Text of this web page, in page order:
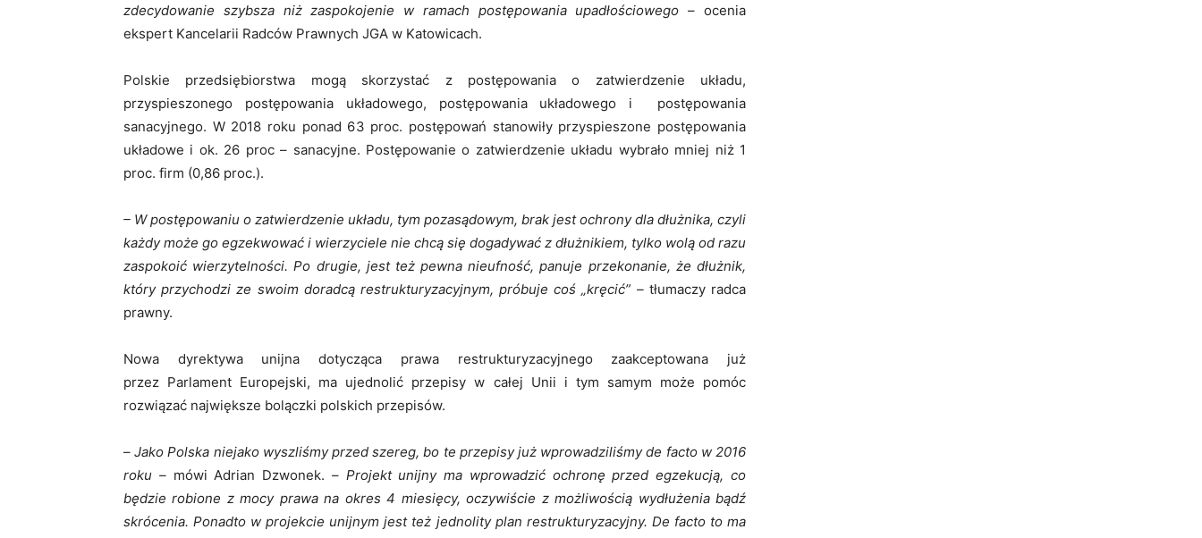
zdecydowanie szybsza niż zaspokojenie w ramach postępowania upadłościowego – ocenia
ekspert Kancelarii Radców Prawnych JGA w Katowicach.
Polskie przedsiębiorstwa mogą skorzystać z postępowania o zatwierdzenie układu,
przyspieszonego postępowania układowego, postępowania układowego i postępowania
sanacyjnego. W 2018 roku ponad 63 proc. postępowań stanowiły przyspieszone postępowania
układowe i ok. 26 proc – sanacyjne. Postępowanie o zatwierdzenie układu wybrało mniej niż 1
proc. firm (0,86 proc.).
– W postępowaniu o zatwierdzenie układu, tym pozasądowym, brak jest ochrony dla dłużnika, czyli
każdy może go egzekwować i wierzyciele nie chcą się dogadywać z dłużnikiem, tylko wolą od razu
zaspokoić wierzytelności. Po drugie, jest też pewna nieufność, panuje przekonanie, że dłużnik,
który przychodzi ze swoim doradcą restrukturyzacyjnym, próbuje coś „kręcić” –tłumaczy radca
prawny.
Nowa dyrektywa unijna dotycząca prawa restrukturyzacyjnego zaakceptowana już
przez Parlament Europejski, ma ujednolić przepisy w całej Unii i tym samym może pomóc
rozwiązać największe bolączki polskich przepisów.
– Jako Polska niejako wyszliśmy przed szereg, bo te przepisy już wprowadziliśmy de facto w 2016
roku –mówi Adrian Dzwonek. – Projekt unijny ma wprowadzić ochronę przed egzekucją, co
będzie robione z mocy prawa na okres 4 miesięcy, oczywiście z możliwością wydłużenia bądź
skrócenia. Ponadto w projekcie unijnym jest też jednolity plan restrukturyzacyjny. De facto to ma